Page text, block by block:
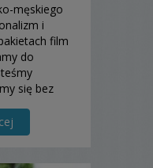
męskiego
i
film
do
się bez